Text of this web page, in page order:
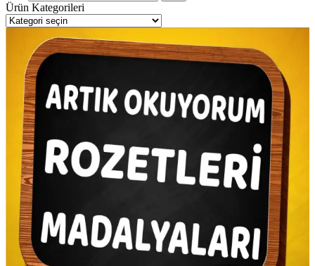
Ürün Kategorileri